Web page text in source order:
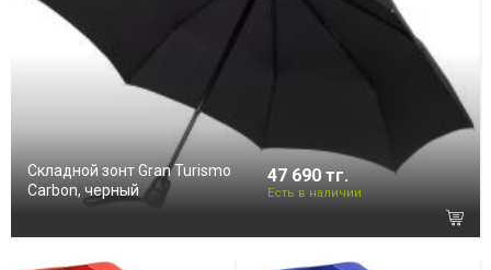
Складной зонт Gran Turismo
Carbon, черный
47 690 тг.
Есть в наличии